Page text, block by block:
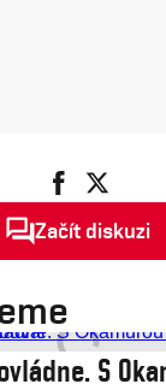
Začít diskuzi
S